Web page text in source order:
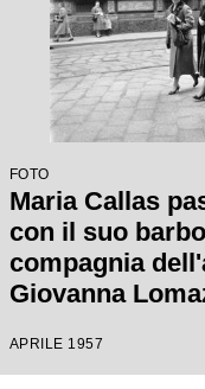
FOTO
Maria Callas
con il suo
compagnia
Giovanna
segretaria, in
APRILE 1957